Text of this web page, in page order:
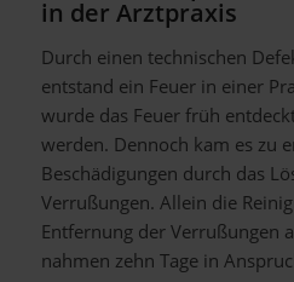
in der Arztpraxis
Durch einen technischen
entstand ein Feuer in einer
wurde das Feuer früh
werden. Dennoch kam es zu
Beschädigungen durch das
Verrußungen. Allein die
Entfernung der Verrußungen
nahmen zehn Tage in